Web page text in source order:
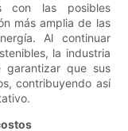
con las posibles
más amplia de las
Al continuar
la industria
garantizar que sus
contribuyendo así